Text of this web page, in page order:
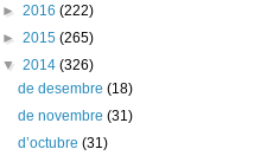
► 2016 (222)
► 2015 (265)
▼ 2014 (326)
de desembre(18)
de novembre(31)
d’octubre(31)